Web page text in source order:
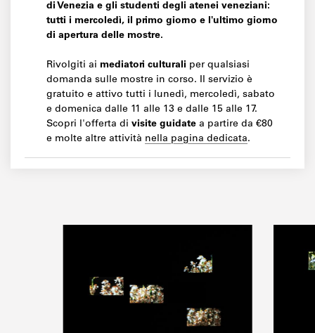
di Venezia e gli studenti degli atenei veneziani:
tutti i mercoledì, il primo giorno e l'ultimo giorno
di apertura delle mostre.
Rivolgiti ai mediatori culturali per qualsiasi
domanda sulle mostre in corso. Il servizio è
gratuito e attivo tutti i lunedì, mercoledì, sabato
e domenica dalle 11 alle 13 e dalle 15 alle 17.
Scopri l'offerta di visite guidate a partire da €80
e molte altre attività nella pagina dedicata.